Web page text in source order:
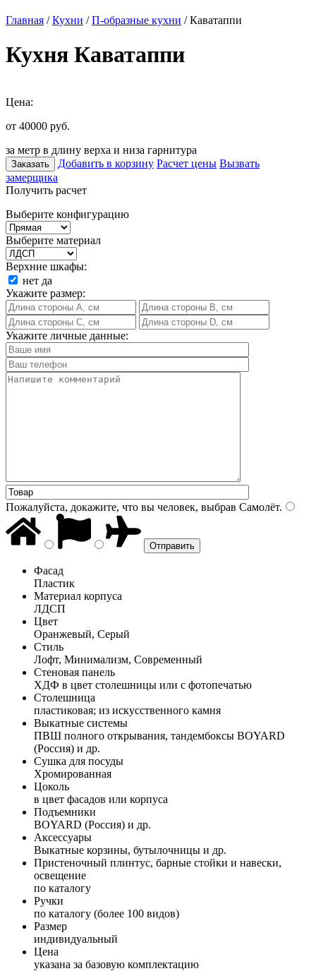
Главная /Кухни /П-образные кухни / Каватаппи
Кухня Каватаппи
Цена:
от 40000 руб.
за метр в длину верха и низа гарнитура
Заказать Добавить в корзину Расчет цены Вызвать
замерщика
Получить расчет
Выберите конфигурацию
Выберите материал
Верхние шкафы:
нет да
Укажите размер:
Укажите личные данные:
Пожалуйста, докажите, что вы человек, выбрав Самолёт.
Фасад
Пластик
Материал корпуса
ЛДСП
Цвет
Оранжевый, Серый
Стиль
Лофт, Минимализм, Современный
Стеновая панель
ХДФ в цвет столешницы или с фотопечатью
Столешница
пластиковая; из искусственного камня
Выкатные системы
ПВШ полного открывания, тандембоксы BOYARD
(Россия) и др.
Сушка для посуды
Хромированная
Цоколь
в цвет фасадов или корпуса
Подъемники
BOYARD (Россия) и др.
Аксессуары
Выкатные корзины, бутылочницы и др.
Пристеночный плинтус, барные стойки и навески,
освещение
по каталогу
Ручки
по каталогу (более 100 видов)
Размер
индивидуальный
Цена
указана за базовую комплектацию